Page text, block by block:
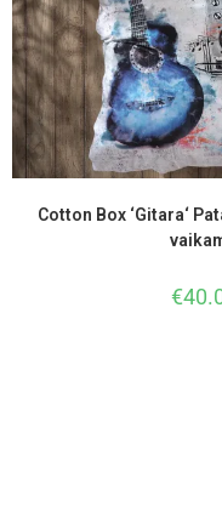
Cotton Box ‘Gitara‘
€